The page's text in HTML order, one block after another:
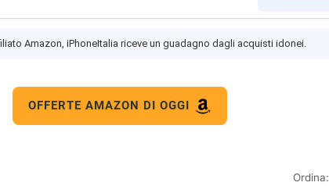
Amazon, iPhoneItalia riceve un guadagno dagli acquisti idonei.
OFFERTE AMAZON DI OGGI
Ordina: